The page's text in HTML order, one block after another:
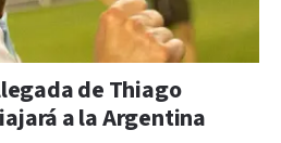
de Thiago
a la Argentina